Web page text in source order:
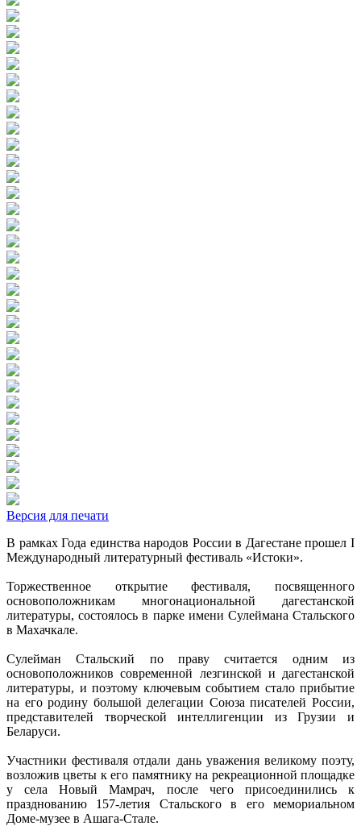
Версия для печати
В рамках Года единства народов России в Дагестане прошел I
Международный литературный фестиваль «Истоки».
Торжественное открытие фестиваля, посвященного
основоположникам многонациональной дагестанской
литературы, состоялось в парке имени Сулеймана Стальского
в Махачкале.
Сулейман Стальский по праву считается одним из
основоположников современной лезгинской и дагестанской
литературы, и поэтому ключевым событием стало прибытие
на его родину большой делегации Союза писателей России,
представителей творческой интеллигенции из Грузии и
Беларуси.
Участники фестиваля отдали дань уважения великому поэту,
возложив цветы к его памятнику на рекреационной площадке
у села Новый Мамрач, после чего присоединились к
празднованию 157-летия Стальского в его мемориальном
Доме-музее в Ашага-Стале.